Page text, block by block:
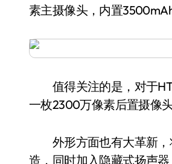
素主摄像头，内置
值得关注的是，对于
一枚2300万像素后置摄像
外形方面也有大革新，
造，同时加入隐藏式扬声